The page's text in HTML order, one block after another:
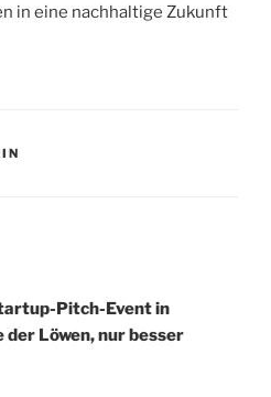
in eine nachhaltige Zukunft
Pitch-Event in
der Löwen, nur besser